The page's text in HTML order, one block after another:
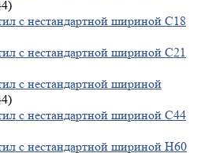
с нестандартной шириной С18
с нестандартной шириной С21
с нестандартной шириной
с нестандартной шириной С44
с нестандартной шириной Н60